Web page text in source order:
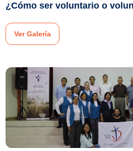
¿Cómo ser voluntario o
Ver Galería